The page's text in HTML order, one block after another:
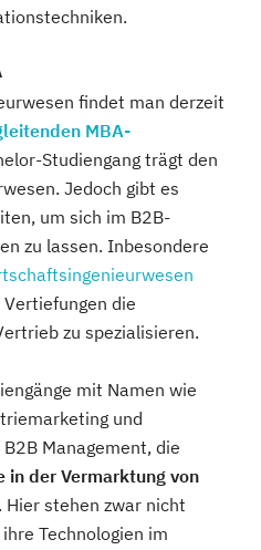
findet man derzeit
MBA-
Studiengang trägt den
Jedoch gibt es
um sich im B2B-
zu lassen. Inbesondere
die
zu spezialisieren.
mit Namen wie
und
Management, die
in der Vermarktung von
stehen zwar nicht
Technologien im